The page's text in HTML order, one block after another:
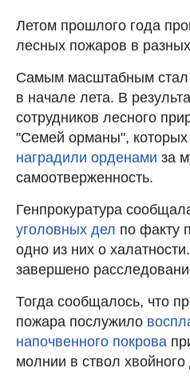
Летом прошлого года
лесных пожаров в разных
Самым масштабным стал
в начале лета. В
сотрудников лесного
"Семей орманы", которых
наградили орденами за
самоотверженность.
Генпрокуратура
уголовных дел по факту
одно из них о
завершено
Тогда сообщалось, что
пожара послужило
напочвенного покрова
молнии в ствол хвойного